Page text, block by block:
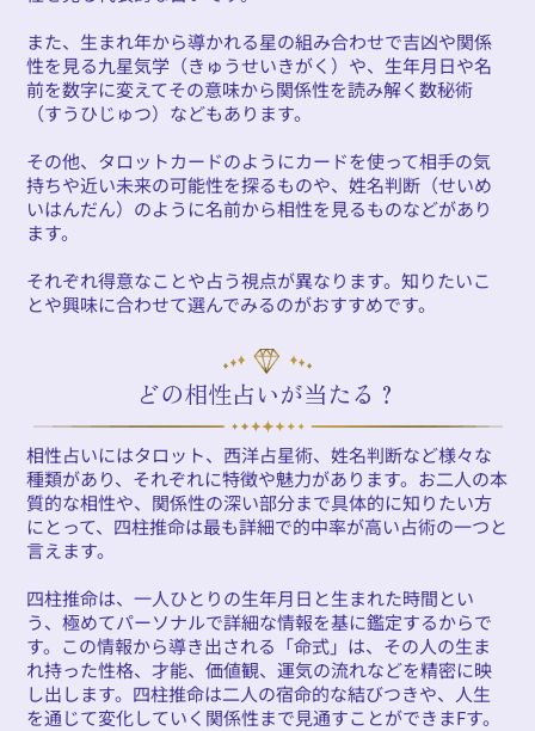
また、生まれ年から導かれる星の組み合わせで吉凶や関係
性を見る九星気学（きゅうせいきがく）や、生年月日や名
前を数字に変えてその意味から関係性を読み解く数秘術
（すうひじゅつ）などもあります。
その他、タロットカードのようにカードを使って相手の気
持ちや近い未来の可能性を探るものや、姓名判断（せいめ
いはんだん）のように名前から相性を見るものなどがあり
ます。
それぞれ得意なことや占う視点が異なります。知りたいこ
とや興味に合わせて選んでみるのがおすすめです。
どの相性占いが当たる？
相性占いにはタロット、西洋占星術、姓名判断など様々な
種類があり、それぞれに特徴や魅力があります。お二人の本
質的な相性や、関係性の深い部分まで具体的に知りたい方
にとって、四柱推命は最も詳細で的中率が高い占術の一つと
言えます。
四柱推命は、一人ひとりの生年月日と生まれた時間とい
う、極めてパーソナルで詳細な情報を基に鑑定するからで
す。この情報から導き出される「命式」は、その人の生ま
れ持った性格、才能、価値観、運気の流れなどを精密に映
し出します。四柱推命は二人の宿命的な結びつきや、人生
を通じて変化していく関係性まで見通すことができまFす。